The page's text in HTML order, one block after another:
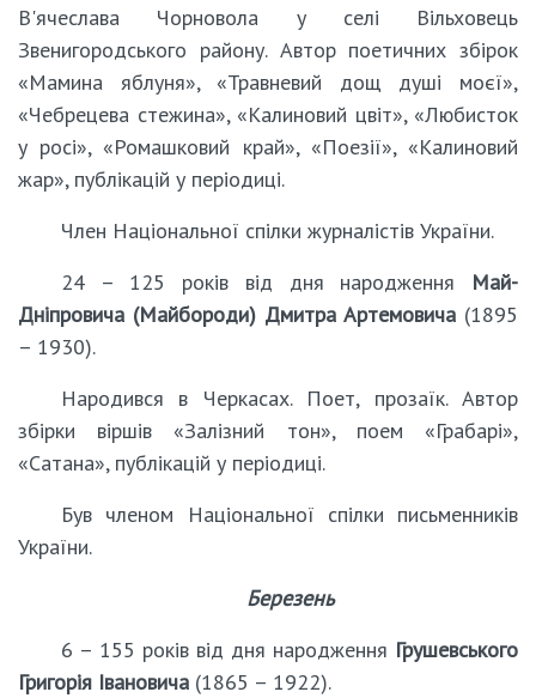
В'ячеслава Чорновола у селі Вільховець
Звенигородського району. Автор поетичних збірок
«Мамина яблуня», «Травневий дощ душі моєї»,
«Чебрецева стежина», «Калиновий цвіт», «Любисток
у росі», «Ромашковий край», «Поезії», «Калиновий
жар», публікацій у періодиці.
Член Національної спілки журналістів України.
24 – 125 років від дня народження Май-
Дніпровича (Майбороди) Дмитра Артемовича (1895
– 1930).
Народився в Черкасах. Поет, прозаїк. Автор
збірки віршів «Залізний тон», поем «Грабарі»,
«Сатана», публікацій у періодиці.
Був членом Національної спілки письменників
України.
Березень
6 – 155 років від дня народження Грушевського
Григорія Івановича (1865 – 1922).